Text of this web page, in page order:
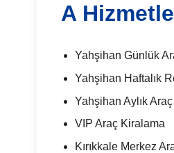
A
Yahşihan Günlük
Yahşihan Haftalık
Yahşihan Aylık
VIP Araç Kiralama
Kırıkkale Merkez